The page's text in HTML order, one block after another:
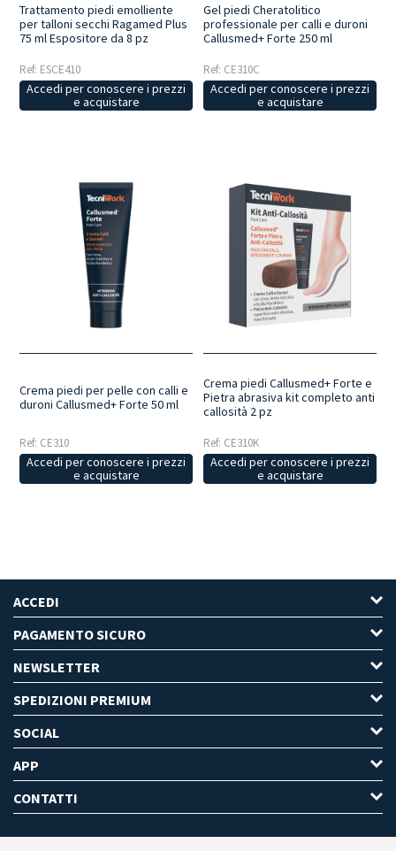
Trattamento piedi emolliente
per talloni secchi Ragamed Plus
75 ml Espositore da 8 pz
Ref: ESCE410
Accedi per conoscere i prezzi
e acquistare
Gel piedi Cheratolitico
professionale per calli e duroni
Callusmed+ Forte 250 ml
Ref: CE310C
Accedi per conoscere i prezzi
e acquistare
Crema piedi per pelle con calli e
duroni Callusmed+ Forte 50 ml
Ref: CE310
Accedi per conoscere i prezzi
e acquistare
Crema piedi Callusmed+ Forte e
Pietra abrasiva kit completo anti
callosità 2 pz
Ref: CE310K
Accedi per conoscere i prezzi
e acquistare
ACCEDI
PAGAMENTO SICURO
NEWSLETTER
SPEDIZIONI PREMIUM
SOCIAL
APP
CONTATTI